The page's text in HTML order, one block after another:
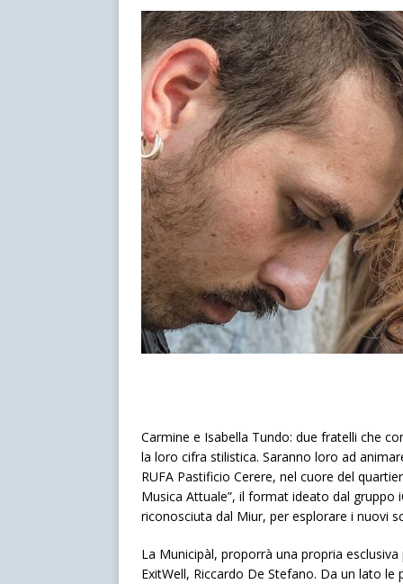
Carmine e Isabella Tundo: due fratelli che
la loro cifra stilistica. Saranno loro ad
RUFA Pastificio Cerere, nel cuore del
Musica Attuale”, il format ideato dal gruppo
riconosciuta dal Miur, per esplorare i nuovi
La Municipàl, proporrà una propria
ExitWell, Riccardo De Stefano. Da un lato